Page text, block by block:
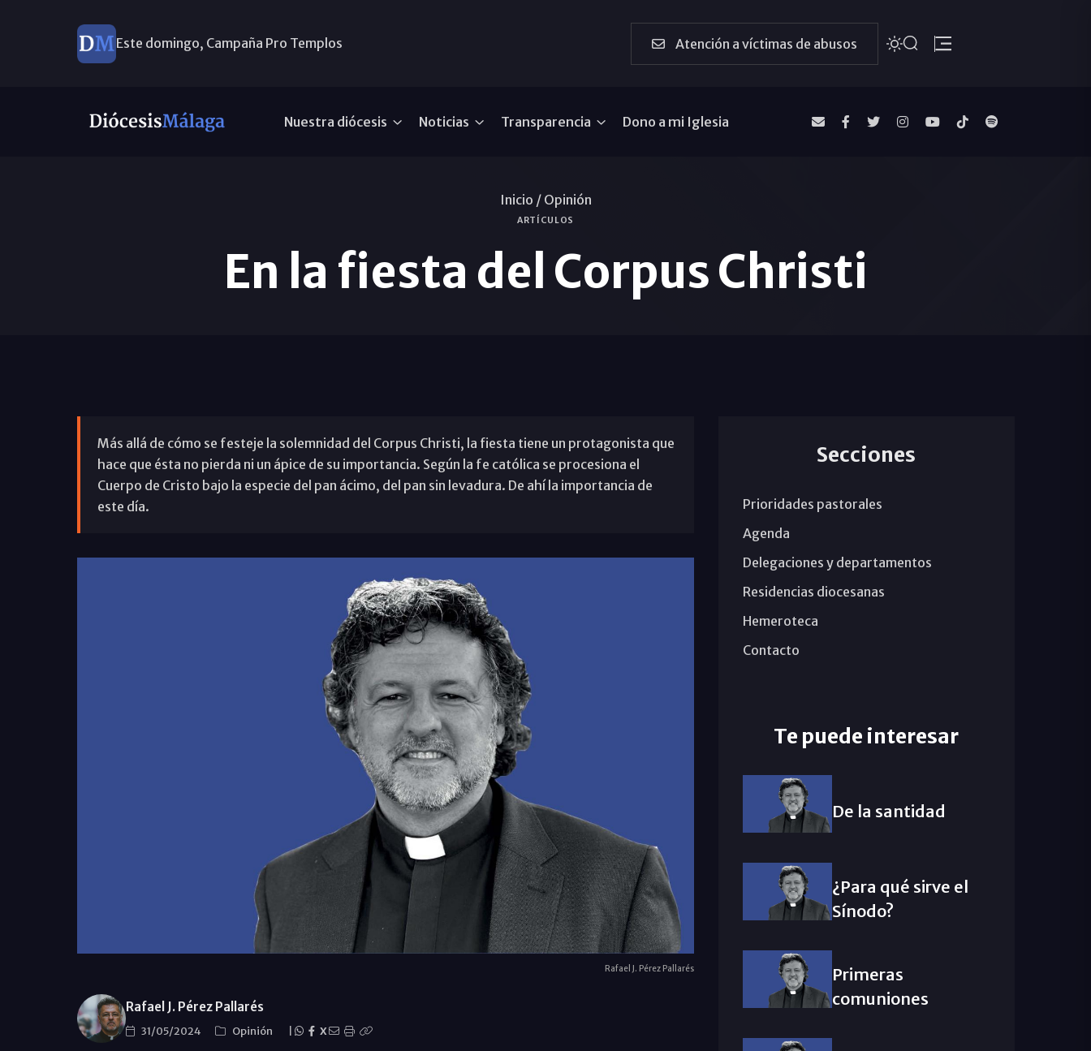
Este domingo, Campaña Pro Templos Atención a víctimas de abusos
Nuestra diócesis Noticias Transparencia Dono a mi Iglesia
Inicio / Opinión
ARTÍCULOS
En la fiesta del Corpus Christi
Más allá de cómo se festeje la solemnidad del Corpus Christi, la fiesta tiene un protagonista que
hace que ésta no pierda ni un ápice de su importancia. Según la fe católica se procesiona el
Cuerpo de Cristo bajo la especie del pan ácimo, del pan sin levadura. De ahí la importancia de
este día.
Rafael J. Pérez Pallarés
Rafael J. Pérez Pallarés
31/05/2024 Opinión X
Secciones
Prioridades pastorales
Agenda
Delegaciones y departamentos
Residencias diocesanas
Hemeroteca
Contacto
Te puede interesar
De la santidad
¿Para qué sirve el
Sínodo?
Primeras
comuniones